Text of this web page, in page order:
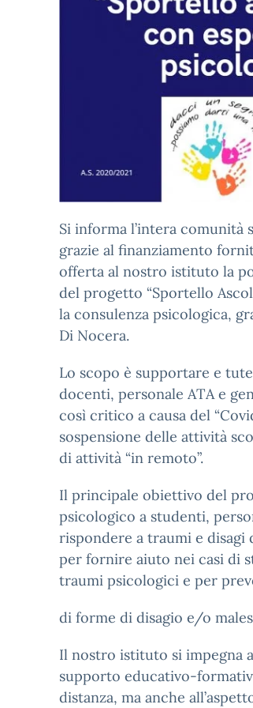
Si informa l’intera comunità
grazie al finanziamento
offerta al nostro istituto la
del progetto “Sportello
la consulenza psicologica,
Di Nocera.
Lo scopo è supportare e
docenti, personale ATA e
così critico a causa del
sospensione delle attività
di attività “in remoto”.
Il principale obiettivo del
psicologico a studenti,
rispondere a traumi e disagi
per fornire aiuto nei casi di
traumi psicologici e per
di forme di disagio e/o
Il nostro istituto si impegna
supporto educativo-
distanza, ma anche